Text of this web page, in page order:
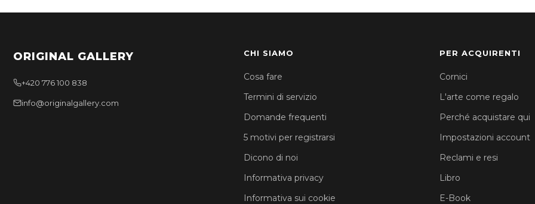
ORIGINAL GALLERY
+420 776 100 838
info@originalgallery.com
CHI SIAMO
Cosa fare
Termini di servizio
Domande frequenti
5 motivi per registrarsi
Dicono di noi
Informativa privacy
Informativa sui cookie
PER ACQUIRENTI
Cornici
L'arte come regalo
Perché acquistare qui
Impostazioni account
Reclami e resi
Libro
E-Book